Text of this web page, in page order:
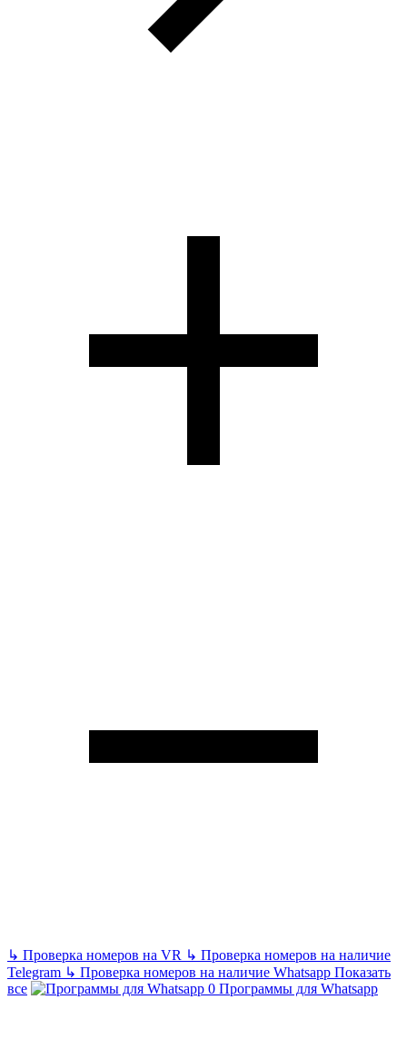
↳ Проверка номеров на VR ↳ Проверка номеров на наличие
Telegram ↳ Проверка номеров на наличие Whatsapp Показать
все
Программы для Whatsapp